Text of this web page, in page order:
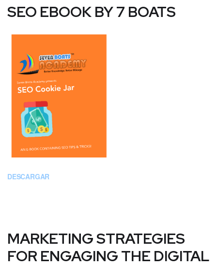
SEO EBOOK BY 7 BOATS
DESCARGAR
MARKETING STRATEGIES
FOR ENGAGING THE DIGITAL